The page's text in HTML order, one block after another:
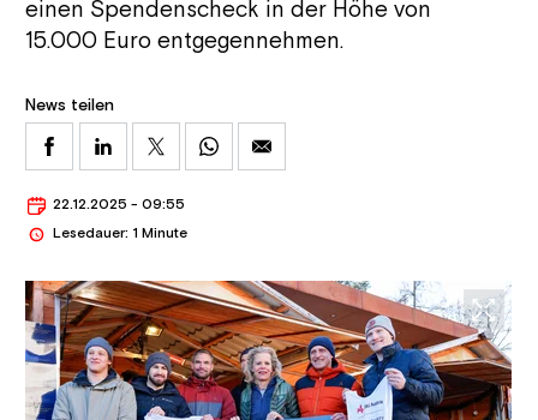
einen Spendenscheck in der Höhe von
15.000 Euro entgegennehmen.
News teilen
22.12.2025 - 09:55
Lesedauer: 1 Minute